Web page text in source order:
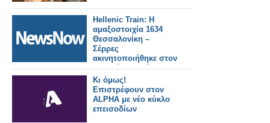
Hellenic Train: Η
αμαξοστοιχία 1634
Θεσσαλονίκη –
Σέρρες
ακινητοποιήθηκε στον
Σταθμό Μουριές,
λόγω τεχνικής
βλάβης.
Κι όμως!
Επιστρέφουν στον
ALPHA με νέο κύκλο
επεισοδίων